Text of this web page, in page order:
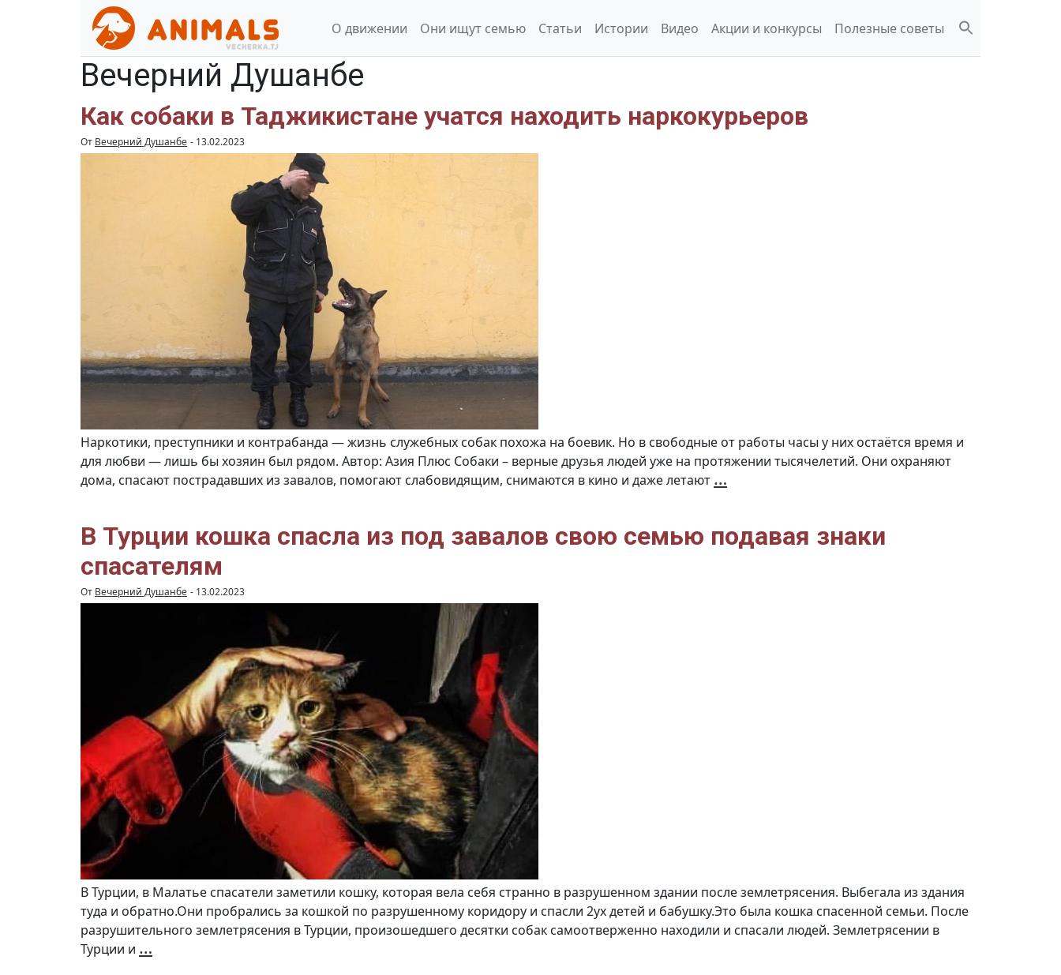
О движении Они ищут семью Статьи Истории Видео Акции и конкурсы Полезные советы
Вечерний Душанбе
Как собаки в Таджикистане учатся находить наркокурьеров
От Вечерний Душанбе - 13.02.2023
Наркотики, преступники и контрабанда — жизнь служебных собак похожа на боевик. Но в свободные от работы часы у них остаётся время и
для любви — лишь бы хозяин был рядом. Автор: Азия Плюс Собаки – верные друзья людей уже на протяжении тысячелетий. Они охраняют
дома, спасают пострадавших из завалов, помогают слабовидящим, снимаются в кино и даже летают …собаки
в
наркокурьеров
В Турции кошка спасла из под завалов свою семью подавая знаки
спасателям
От Вечерний Душанбе - 13.02.2023
В Турции, в Малатье спасатели заметили кошку, которая вела себя странно в разрушенном здании после землетрясения. Выбегала из здания
туда и обратно.Они пробрались за кошкой по разрушенному коридору и спасли 2ух детей и бабушку.Это была кошка спасенной семьи. После
разрушительного землетрясения в Турции, произошедшего десятки собак самоотверженно находили и спасали людей. Землетрясении в
Турции и …Турции
кошка